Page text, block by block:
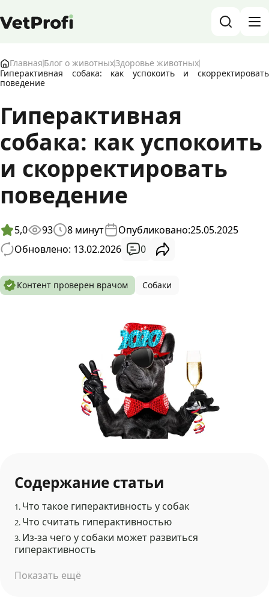
База знаний о животных и ветеринарии
Блог о животных
Форум
Войти
Главная Блог о животныхЗдоровье животных
Гиперактивная собака: как успокоить и скорректировать
поведение
Гиперактивная
собака: как успокоить
и скорректировать
поведение
5,0 93 8 минут Опубликовано:25.05.2025
Обновлено: 13.02.2026
0
Контент проверен врачом Собаки
Содержание статьи
1. Что такое гиперактивность у собак
2. Что считать гиперактивностью
3. Из-за чего у собаки может развиться
гиперактивность
Показать ещё